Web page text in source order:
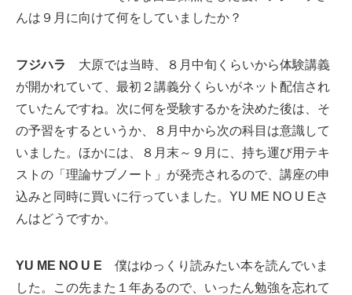
んは９月に向けて何をしていましたか？
フジハラ
大原では当時、８月中旬くらいから体験講義
が開かれていて、最初２講義分くらいがネット配信され
ていたんですね。次に何を受験するかを決めた後は、そ
の予習をするというか、８月中から次の科目は意識して
いました。ほかには、８月末～９月に、持ち運び用テキ
ストの「理論サブノート」が発売されるので、講座の申
込みと同時に買いに行っていました。YU ME NO U Eさ
んはどうですか。
YU ME NO U E 僕はゆっくり読みたい本を読んでいま
した。この先また１年あるので、いったん勉強を忘れて